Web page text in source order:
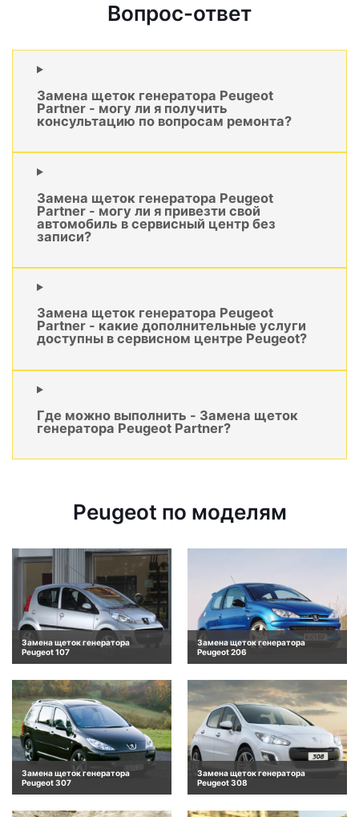
Вопрос-ответ
Замена щеток генератора Peugeot
Partner - могу ли я получить
консультацию по вопросам ремонта?
Замена щеток генератора Peugeot
Partner - могу ли я привезти свой
автомобиль в сервисный центр без
записи?
Замена щеток генератора Peugeot
Partner - какие дополнительные услуги
доступны в сервисном центре Peugeot?
Где можно выполнить - Замена щеток
генератора Peugeot Partner?
Peugeot по моделям
Замена щеток генератора
Peugeot 107
Замена щеток генератора
Peugeot 206
Замена щеток генератора
Peugeot 307
Замена щеток генератора
Peugeot 308